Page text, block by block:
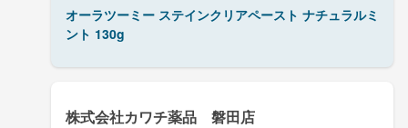
オーラツーミー ステインクリアペースト ナチュラルミ
ント 130g
株式会社カワチ薬品 磐田店